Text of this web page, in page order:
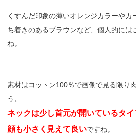
くすんだ印象の薄いオレンジカラーやカ
ち着きのあるブラウンなど、個人的には
ね。
素材はコットン100％で画像で見る限り
う。
ネックは少し首元が開いているタ
顔も小さく見えて良いですね。